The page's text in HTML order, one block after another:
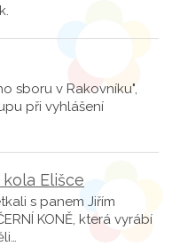
sboru v Rakovníku",
při vyhlášení
Elišce
s panem Jiřím
KONĚ, která vyrábí